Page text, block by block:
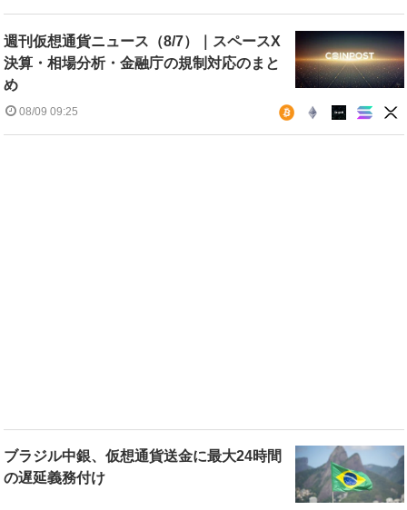
週刊仮想通貨ニュース（8/7）｜スペースX
決算・相場分析・金融庁の規制対応のまと
め
08/09 09:25
ブラジル中銀、仮想通貨送金に最大24時間
の遅延義務付け